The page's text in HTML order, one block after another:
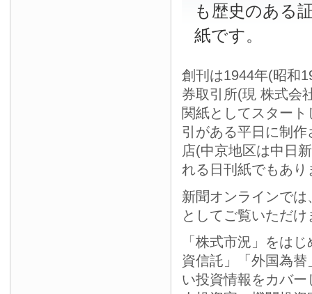
も歴史のある
紙です。
創刊は1944年(昭和
券取引所(現 株式会
関紙としてスター
引がある平日に制
店(中京地区は中日
れる日刊紙でもあり
新聞オンラインで
としてご覧いただけ
「株式市況」をは
資信託」「外国為
い投資情報をカバ